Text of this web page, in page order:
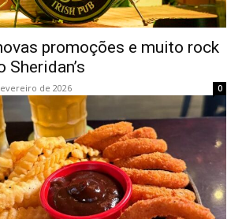
promoções e muito rock
Sheridan’s
de 2026 0